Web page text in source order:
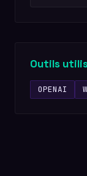
Outils
OPENAI